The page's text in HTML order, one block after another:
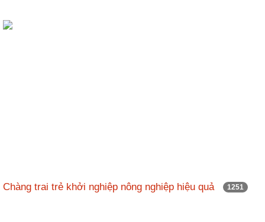
Chàng trai trẻ khởi nghiệp nông nghiệp hiệu quả 1251